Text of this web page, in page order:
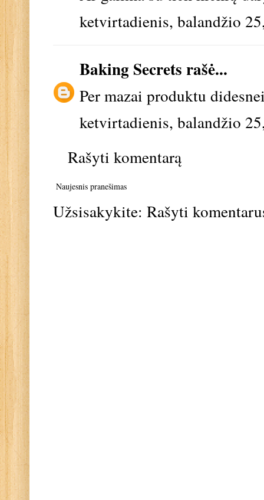
ketvirtadienis, balandžio
Baking Secrets rašė...
Per mazai produktu
ketvirtadienis, balandžio
Rašyti komentarą
Naujesnis pranešimas
Užsisakykite: Rašyti